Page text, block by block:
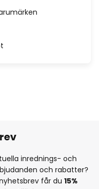
inrednings- och
och rabatter?
får du 15%